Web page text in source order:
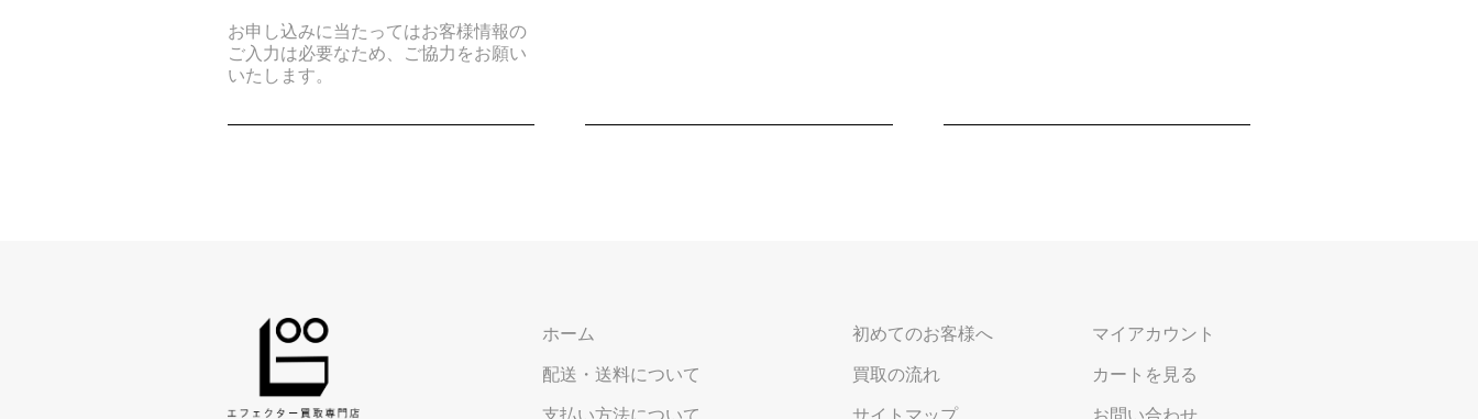
お申し込みに当たってはお客様情報の
ご入力は必要なため、ご協力をお願い
いたします。
ホーム
配送・送料について
初めてのお客様へ
買取の流れ
マイアカウント
カートを見る